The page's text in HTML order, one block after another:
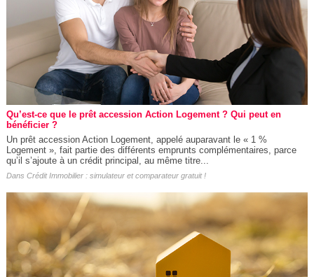
Qu’est-ce que le prêt accession Action Logement ? Qui peut en
bénéficier ?
Un prêt accession Action Logement, appelé auparavant le « 1 %
Logement », fait partie des différents emprunts complémentaires, parce
qu’il s’ajoute à un crédit principal, au même titre...
Dans Crédit Immobilier : simulateur et comparateur gratuit !